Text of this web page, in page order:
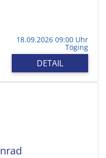
18.09.2026 09:00 Uhr
Töging
DETAIL